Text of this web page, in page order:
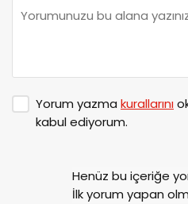
Yorum yazma kurallarını
kabul ediyorum.
Henüz bu içeriğe
İlk yorum yapan